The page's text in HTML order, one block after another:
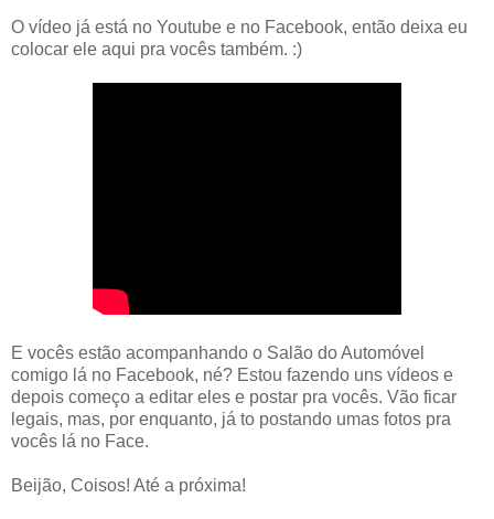
O vídeo já está no Youtube e no Facebook, então deixa eu
colocar ele aqui pra vocês também. :)
E vocês estão acompanhando o Salão do Automóvel
comigo lá no Facebook, né? Estou fazendo uns vídeos e
depois começo a editar eles e postar pra vocês. Vão ficar
legais, mas, por enquanto, já to postando umas fotos pra
vocês lá no Face.
Beijão, Coisos! Até a próxima!